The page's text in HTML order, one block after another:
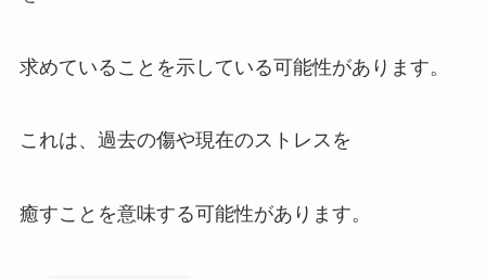
求めていることを示している可能性があります。
これは、過去の傷や現在のストレスを
癒すことを意味する可能性があります。